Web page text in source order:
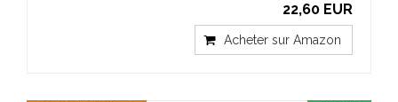
22,60 EUR
Acheter sur Amazon